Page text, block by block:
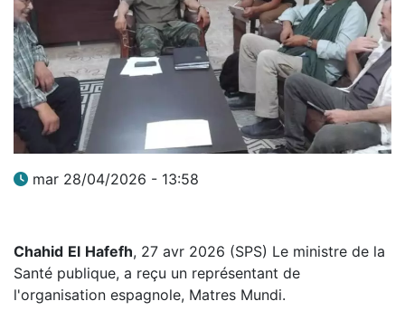
mar 28/04/2026 - 13:58
Chahid El Hafefh, 27 avr 2026 (SPS) Le ministre de la
Santé publique, a reçu un représentant de
l'organisation espagnole, Matres Mundi.